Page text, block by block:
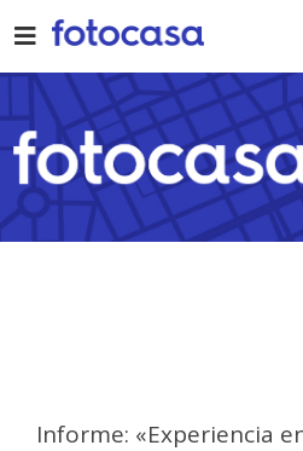
to
content
Informe: «Experiencia